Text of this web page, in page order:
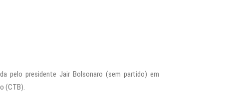
pelo presidente Jair Bolsonaro (sem partido) em
(CTB).